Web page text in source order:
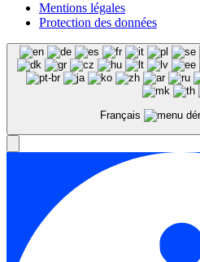
Mentions légales
Protection des données
Français